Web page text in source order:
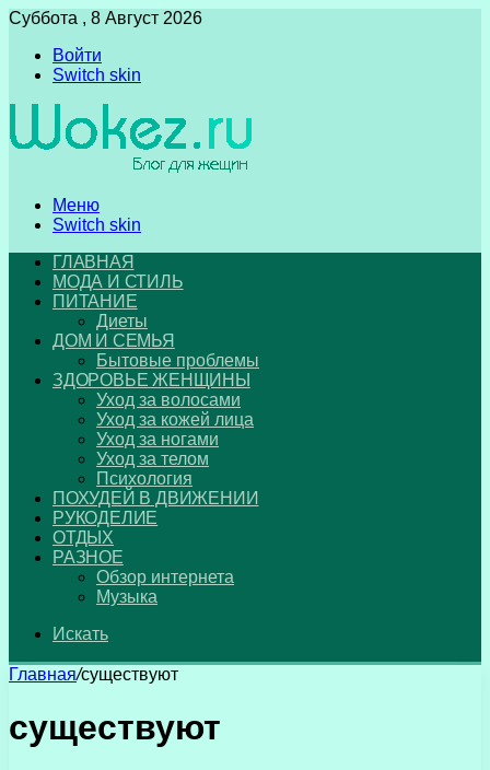
Суббота , 8 Август 2026
Войти
Switch skin
Меню
Switch skin
ГЛАВНАЯ
МОДА И СТИЛЬ
ПИТАНИЕ
Диеты
ДОМ И СЕМЬЯ
Бытовые проблемы
ЗДОРОВЬЕ ЖЕНЩИНЫ
Уход за волосами
Уход за кожей лица
Уход за ногами
Уход за телом
Психология
ПОХУДЕЙ В ДВИЖЕНИИ
РУКОДЕЛИЕ
ОТДЫХ
РАЗНОЕ
Обзор интернета
Музыка
Искать
Главная/существуют
существуют